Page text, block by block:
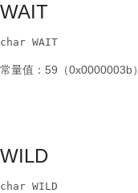
WAIT
char WAIT
常量值：59（0x0000003b）
WILD
char WILD